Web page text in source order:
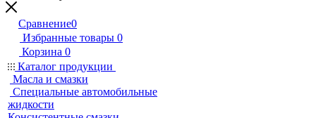
Сравнение0
Избранные товары 0
Корзина 0
Каталог продукции
Масла и смазки
Специальные автомобильные
жидкости